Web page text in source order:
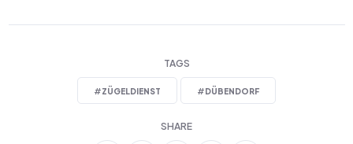
TAGS
#ZÜGELDIENST #DÜBENDORF
SHARE